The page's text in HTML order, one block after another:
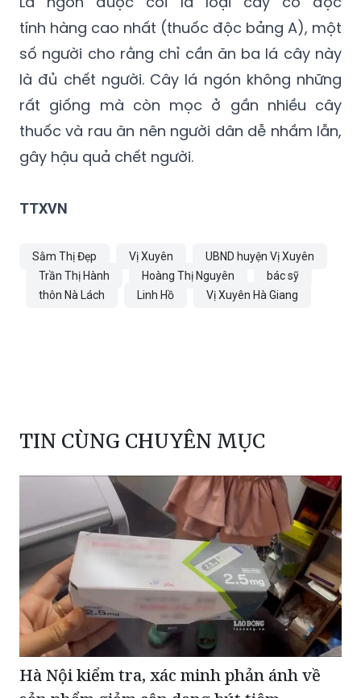
số người cho rằng chỉ cần ăn ba lá cây này
là đủ chết người. Cây lá ngón không những
rất giống mà còn mọc ở gần nhiều cây
thuốc và rau ăn nên người dân dễ nhầm lẫn,
gây hậu quả chết người.
TTXVN
Sằm Thị Đẹp
thôn Nà Lách
Linh Hồ Vị Xuyên Hà Giang
Hà Nội kiểm tra, xác minh phản ánh về
sản phẩm giảm cân dạng bút tiêm